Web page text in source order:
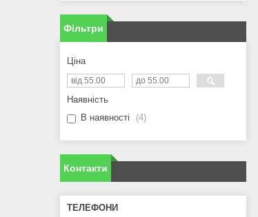
Фільтри
Ціна
Наявність
В наявності
4
Контакти